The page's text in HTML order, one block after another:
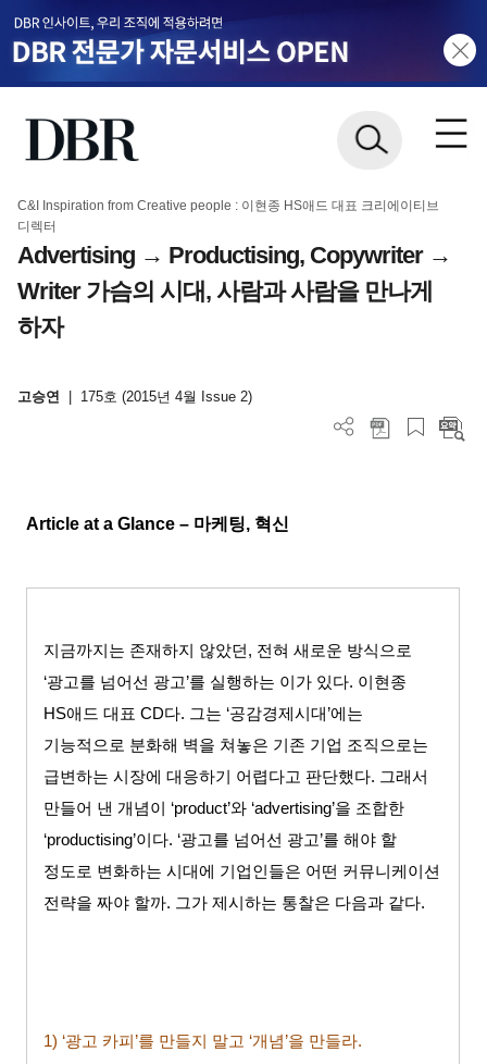
C&I Inspiration from Creative people : 이현종 HS애드 대표 크리에이티브
디렉터
Advertising → Productising, Copywriter →
Writer 가슴의 시대, 사람과 사람을 만나게
하자
고승연 175호 (2015년 4월 Issue 2)
Article at a Glance – 마케팅, 혁신
지금까지는 존재하지 않았던, 전혀 새로운 방식으로
‘광고를 넘어선 광고’를 실행하는 이가 있다. 이현종
HS애드 대표 CD다. 그는 ‘공감경제시대’에는
기능적으로 분화해 벽을 쳐놓은 기존 기업 조직으로는
급변하는 시장에 대응하기 어렵다고 판단했다. 그래서
만들어 낸 개념이 ‘product’와 ‘advertising’을 조합한
‘productising’이다. ‘광고를 넘어선 광고’를 해야 할
정도로 변화하는 시대에 기업인들은 어떤 커뮤니케이션
전략을 짜야 할까. 그가 제시하는 통찰은 다음과 같다.
1) ‘광고 카피’를 만들지 말고 ‘개념’을 만들라.